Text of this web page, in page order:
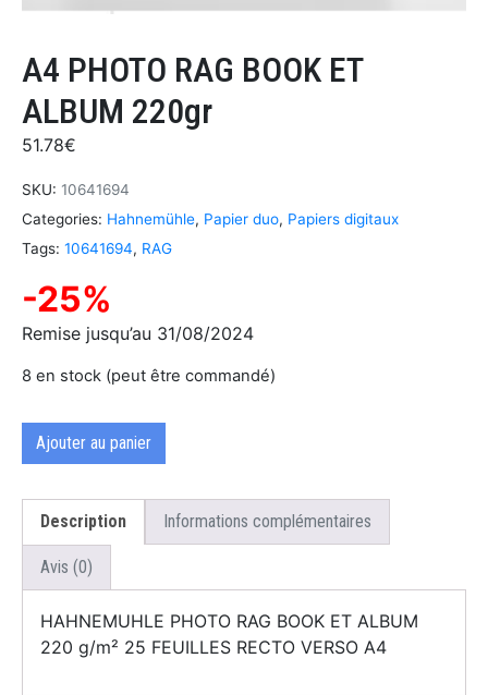
A4 PHOTO RAG BOOK ET
ALBUM 220gr
51.78€
SKU: 10641694
Categories: Hahnemühle, Papier duo, Papiers digitaux
Tags: 10641694, RAG
-25%
Remise jusqu’au 31/08/2024
8 en stock (peut être commandé)
Ajouter au panier
Description Informations complémentaires
Avis (0)
HAHNEMUHLE PHOTO RAG BOOK ET ALBUM
220 g/m² 25 FEUILLES RECTO VERSO A4